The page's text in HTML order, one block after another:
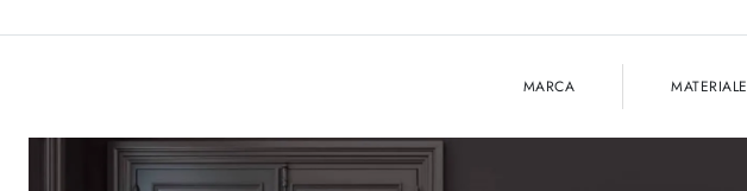
MARCA MATERIALE